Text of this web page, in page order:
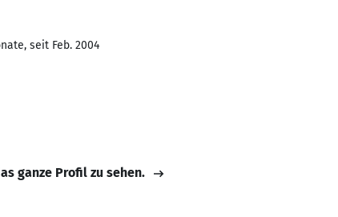
seit Feb. 2004
ganze Profil zu sehen.